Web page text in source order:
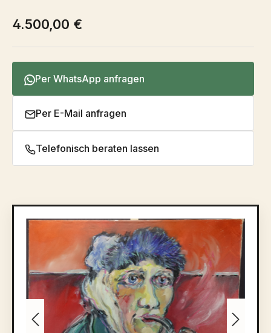
4.500,00 €
Per WhatsApp anfragen
Per E-Mail anfragen
Telefonisch beraten lassen
Bildergalerie überspringen